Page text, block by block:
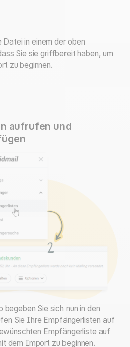
in einem der oben
Sie sie griffbereit haben, um
zu beginnen.
aufrufen und
Sie sich nun in den
Sie Ihre Empfängerlisten auf
Empfängerliste auf
dem Import zu beginnen.